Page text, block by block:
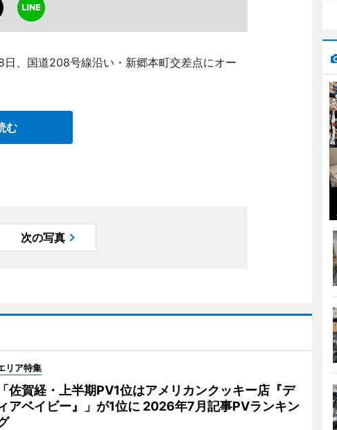
、国道208号線沿い・新郷本町交差点にオー
む
次の写真
リア特集
「佐賀経・上半期PV1位はアメリカンクッキー店『デ
アベイビー』」が1位に 2026年7月記事PVランキン